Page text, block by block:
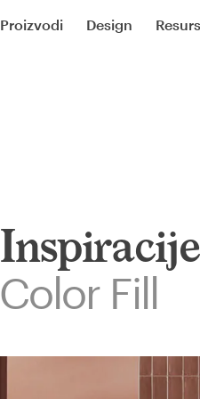
Proizvodi Design
Inspiracije
Color Fill